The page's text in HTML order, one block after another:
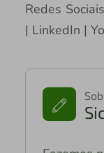
Redes
| LinkedIn |